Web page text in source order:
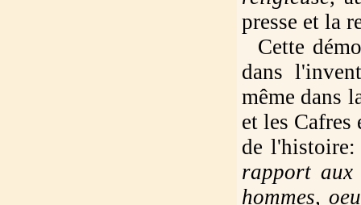
presse et la
Cette
dans
même dans
et les Cafres
de
rapport aux
hommes,